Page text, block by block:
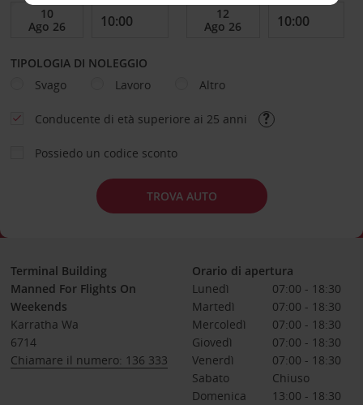
TIPOLOGIA DI NOLEGGIO
Svago
Lavoro Altro
Conducente di età superiore ai 25 anni
Possiedo un codice sconto
TROVA AUTO
Terminal Building
Manned For Flights On
Weekends
Karratha Wa
6714
Chiamare il numero: 136 333
Orario di apertura
Lunedì
07:00 - 18:30
Martedì
07:00 - 18:30
Mercoledì
07:00 - 18:30
Giovedì
07:00 - 18:30
Venerdì
07:00 - 18:30
Sabato
Chiuso
Domenica
13:00 - 18:30